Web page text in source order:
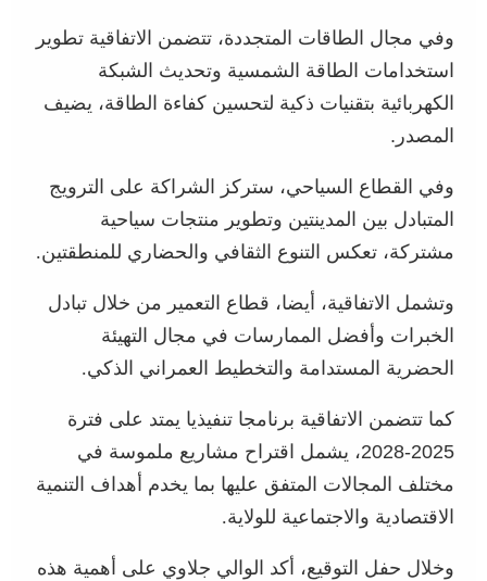
وفي مجال الطاقات المتجددة، تتضمن الاتفاقية تطوير
استخدامات الطاقة الشمسية وتحديث الشبكة
الكهربائية بتقنيات ذكية لتحسين كفاءة الطاقة، يضيف
المصدر.
وفي القطاع السياحي، ستركز الشراكة على الترويج
المتبادل بين المدينتين وتطوير منتجات سياحية
مشتركة، تعكس التنوع الثقافي والحضاري للمنطقتين.
وتشمل الاتفاقية، أيضا، قطاع التعمير من خلال تبادل
الخبرات وأفضل الممارسات في مجال التهيئة
الحضرية المستدامة والتخطيط العمراني الذكي.
كما تتضمن الاتفاقية برنامجا تنفيذيا يمتد على فترة
2025-2028، يشمل اقتراح مشاريع ملموسة في
مختلف المجالات المتفق عليها بما يخدم أهداف التنمية
الاقتصادية والاجتماعية للولاية.
وخلال حفل التوقيع، أكد الوالي جلاوي على أهمية هذه